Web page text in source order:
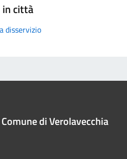
città
disservizio
Comune di Verolavecchia